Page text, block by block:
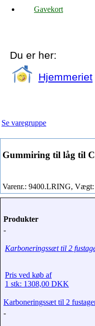
Gavekort
Du er her:
Hjemmeriet
Se varegruppe
Gummiring til låg til
Varenr.: 9400.LRING, Vægt:
Produkter
-
Karboneringssæt til 2
Pris ved køb af
1 stk: 1308,00 DKK
Karboneringssæt til 2
-